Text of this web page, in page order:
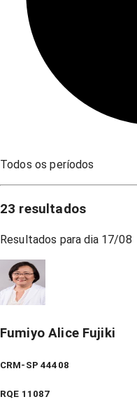
Todos os períodos
23 resultados
Resultados para dia 17/08
Fumiyo Alice Fujiki
CRM-SP 44408
RQE 11087